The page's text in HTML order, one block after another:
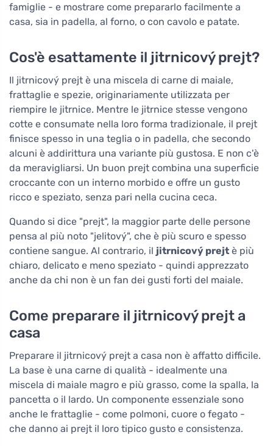
famiglie - e mostrare come prepararlo facilmente a
casa, sia in padella, al forno, o con cavolo e patate.
Cos'è esattamente il jitrnicový prejt?
Il jitrnicový prejt è una miscela di carne di maiale,
frattaglie e spezie, originariamente utilizzata per
riempire le jitrnice. Mentre le jitrnice stesse vengono
cotte e consumate nella loro forma tradizionale, il prejt
finisce spesso in una teglia o in padella, che secondo
alcuni è addirittura una variante più gustosa. E non c'è
da meravigliarsi. Un buon prejt combina una superficie
croccante con un interno morbido e offre un gusto
ricco e speziato, senza pari nella cucina ceca.
Quando si dice "prejt", la maggior parte delle persone
pensa al più noto "jelitový", che è più scuro e spesso
contiene sangue. Al contrario, il jitrnicový prejt è più
chiaro, delicato e meno speziato - quindi apprezzato
anche da chi non è un fan dei gusti forti del maiale.
Come preparare il jitrnicový prejt a
casa
Preparare il jitrnicový prejt a casa non è affatto difficile.
La base è una carne di qualità - idealmente una
miscela di maiale magro e più grasso, come la spalla, la
pancetta o il lardo. Un componente essenziale sono
anche le frattaglie - come polmoni, cuore o fegato -
che danno ai prejt il loro tipico gusto e consistenza.